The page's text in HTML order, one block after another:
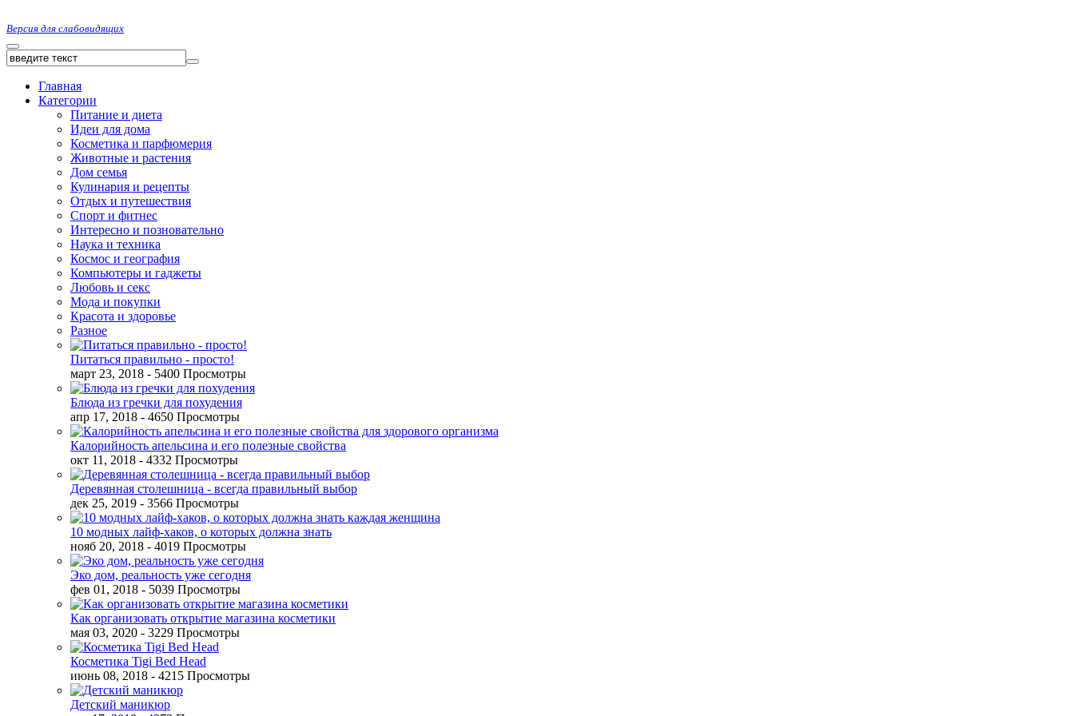
Версия для слабовидящих
Главная
Категории
Питание и диета
Идеи для дома
Косметика и парфюмерия
Животные и растения
Дом семья
Кулинария и рецепты
Отдых и путешествия
Спорт и фитнес
Интересно и позновательно
Наука и техника
Космос и география
Компьютеры и гаджеты
Любовь и секс
Мода и покупки
Красота и здоровье
Разное
Питаться правильно - просто!
март 23, 2018 - 5400 Просмотры
Блюда из гречки для похудения
апр 17, 2018 - 4650 Просмотры
Калорийность апельсина и его полезные свойства
окт 11, 2018 - 4332 Просмотры
Деревянная столешница - всегда правильный выбор
дек 25, 2019 - 3566 Просмотры
10 модных лайф-хаков, о которых должна знать
нояб 20, 2018 - 4019 Просмотры
Эко дом, реальность уже сегодня
фев 01, 2018 - 5039 Просмотры
Как организовать открытие магазина косметики
мая 03, 2020 - 3229 Просмотры
Косметика Tigi Bed Head
июнь 08, 2018 - 4215 Просмотры
Детский маникюр